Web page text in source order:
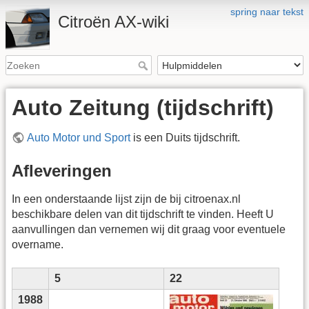
spring naar tekst
Citroën AX-wiki
Auto Zeitung (tijdschrift)
Auto Motor und Sportis een Duits tijdschrift.
Afleveringen
In een onderstaande lijst zijn de bij citroenax.nl
beschikbare delen van dit tijdschrift te vinden. Heeft U
aanvullingen dan vernemen wij dit graag voor eventuele
overname.
5
22
1988